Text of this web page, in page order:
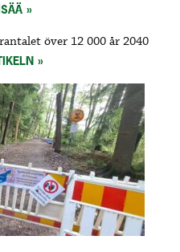
över 12 000 år 2040